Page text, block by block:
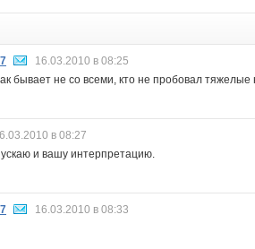
16.03.2010 в 08:25
бывает не со всеми, кто не пробовал тяжелые
в 08:27
и вашу интерпретацию.
16.03.2010 в 08:33